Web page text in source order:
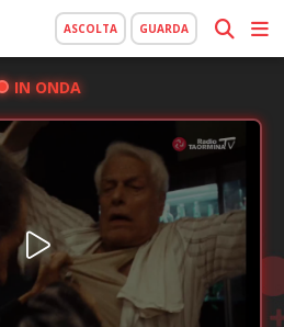
ASCOLTA GUARDA
IN ONDA